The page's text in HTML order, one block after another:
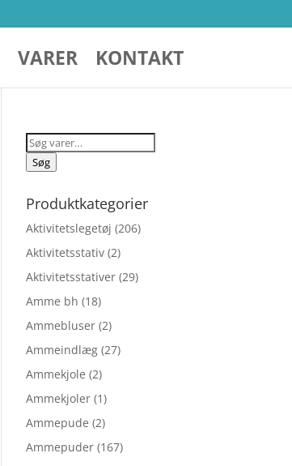
VARER KONTAKT
Søg
efter:
Søg
Produktkategorier
Aktivitetslegetøj (206)
Aktivitetsstativ (2)
Aktivitetsstativer (29)
Amme bh (18)
Ammebluser (2)
Ammeindlæg (27)
Ammekjole (2)
Ammekjoler (1)
Ammepude (2)
Ammepuder (167)